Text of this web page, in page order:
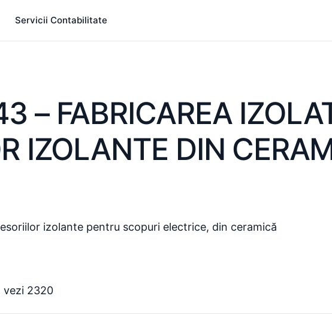
Servicii Contabilitate
– FABRICAREA
IZOLANTE DIN
izolante pentru scopuri electrice, din ceramică
vezi 2320